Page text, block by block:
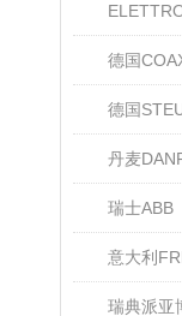
德国
德国
丹麦
瑞士ABB
意大利
瑞典派亚